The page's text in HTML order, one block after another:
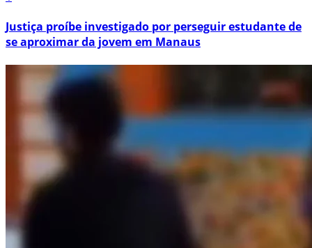
Justiça proíbe investigado por perseguir estudante de
se aproximar da jovem em Manaus